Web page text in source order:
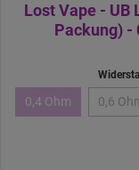
Lost Vape - UB
Packung) -
0,4 Ohm 0,6